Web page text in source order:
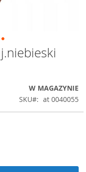
W MAGAZYNIE
SKU
at 0040055